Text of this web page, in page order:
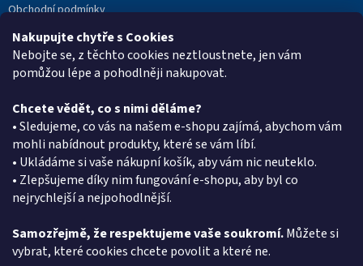
Nakupujte chytře s Cookies
Nebojte se, z těchto cookies neztloustnete, jen vám
pomůžou lépe a pohodlněji nakupovat.
Chcete vědět, co s nimi děláme?
• Sledujeme, co vás na našem e-shopu zajímá, abychom vám
mohli nabídnout produkty, které se vám líbí.
• Ukládáme si vaše nákupní košík, aby vám nic neuteklo.
• Zlepšujeme díky nim fungování e-shopu, aby byl co
nejrychlejší a nejpohodlnější.
Samozřejmě, že respektujeme vaše soukromí.Můžete si
vybrat, které cookies chcete povolit a které ne.
Obchodní podmínky
Podmínky ochrany osobních údajů
Reklamační protokol
Kontakt
eshop@pkgroup.cz
+420603331993
+420734621131
Vyhledávání